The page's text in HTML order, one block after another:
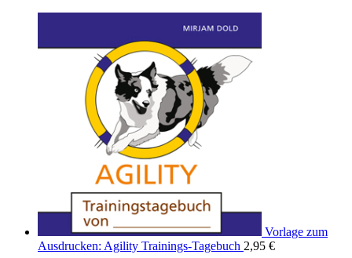
Vorlage zum
Ausdrucken: Agility Trainings-Tagebuch 2,95 €